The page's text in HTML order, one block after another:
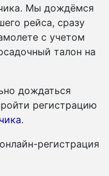
Мы дождёмся
рейса, сразу
с учетом
талон на
дождаться
регистрацию
.
регистрация